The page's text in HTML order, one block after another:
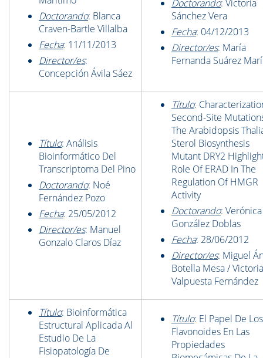
Doctorando: Blanca
Craven-Bartle Villalba
Fecha: 11/11/2013
Director/es:
Concepción Ávila Sáez
Doctorando: Victoria
Sánchez Vera
Fecha: 04/12/2013
Director/es: María
Fernanda Suárez
Título: Análisis
Bioinformático Del
Transcriptoma Del Pino
Doctorando: Noé
Fernández Pozo
Fecha: 25/05/2012
Director/es: Manuel
Gonzalo Claros Díaz
Título:
Second-Site
The Arabidopsis
Sterol Biosynthesis
Mutant DRY2
Role Of ERAD In The
Regulation Of HMGR
Activity
Doctorando: Verónica
González Doblas
Fecha: 28/06/2012
Director/es: Miguel
Botella Mesa /
Valpuesta Fernández
Título: Bioinformática
Estructural Aplicada Al
Estudio De La
Fisiopatología De
Título: El Papel De Los
Flavonoides En Las
Propiedades